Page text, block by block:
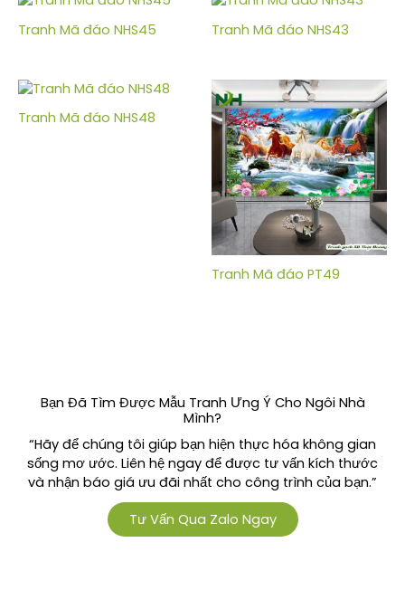
Tranh Mã đáo NHS45 Tranh Mã đáo NHS43
Tranh Mã đáo NHS48
Tranh Mã đáo PT49
Bạn Đã Tìm Được Mẫu Tranh Ưng Ý Cho Ngôi Nhà
Mình?
“Hãy để chúng tôi giúp bạn hiện thực hóa không gian
sống mơ ước. Liên hệ ngay để được tư vấn kích thước
và nhận báo giá ưu đãi nhất cho công trình của bạn.”
Tư Vấn Qua Zalo Ngay